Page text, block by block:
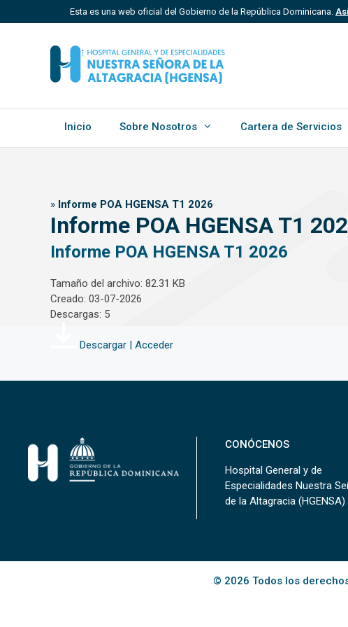
al
Esta es una web oficial del Gobierno de la República Dominicana.
Un sitio .gob.do, .gov.do o .mil.do significa que pertenece a
Estado dominicano.
Inicio Sobre Nosotros Cartera de Servicios
» Informe POA HGENSA T1 2026
Informe POA HGENSA T1
Informe POA HGENSA T1 2026
Tamaño del archivo: 82.31 KB
Creado: 03-07-2026
Descargas: 5
Descargar | Acceder
CONÓCENOS
Hospital General y de
Especialidades Nuestra
de la Altagracia (HGENSA)
© 2026 Todos los